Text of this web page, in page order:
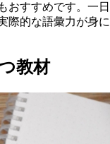
おすすめです。一日
際的な語彙力が身に
教材